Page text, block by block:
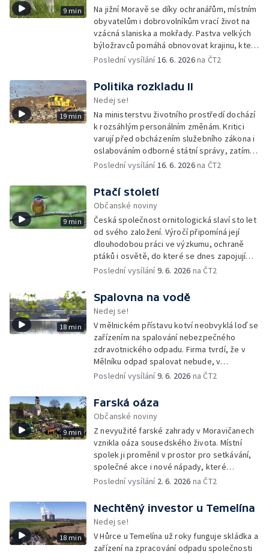
9 min
Na jižní Moravě se díky ochranářům, místním
obyvatelům i dobrovolníkům vrací život na
vzácná slaniska a mokřady. Pastva velkých
býložravců pomáhá obnovovat krajinu, která
po desetiletí zarůstala, a zároveň znovu
Poslední vysílání16. 6. 2026na ČT2
19 min
Politika rozkladu II
Nedej se!
Na ministerstvu životního prostředí dochází
k rozsáhlým personálním změnám. Kritici
varují před obcházením služebního zákona i
oslabováním odborné státní správy, zatímco
úředníkům přibývá práce na projektech,
ochranou přírody.
Poslední vysílání16. 6. 2026na ČT2
9 min
Ptačí století
Občanské noviny
Česká společnost ornitologická slaví sto let
od svého založení. Výročí připomíná její
dlouhodobou práci ve výzkumu, ochraně
ptáků i osvětě, do které se dnes zapojují
tisíce členů a dobrovolníků po celé
Poslední vysílání9. 6. 2026 na ČT2
18 min
Spalovna na vodě
Nedej se!
V mělnickém přístavu kotví neobvyklá loď se
zařízením na spalování nebezpečného
zdravotnického odpadu. Firma tvrdí, že v
Mělníku odpad spalovat nebude, v
dokumentech k posuzování vlivů na životní
Poslední vysílání9. 6. 2026 na ČT2
9 min
Farská oáza
Občanské noviny
Z nevyužité farské zahrady v Moravičanech
vznikla oáza sousedského života. Místní
spolek ji proměnil v prostor pro setkávání,
společné akce i nové nápady, které
přesahují zahradu a pomáhají rozhýbat život
Poslední vysílání 2. 6. 2026 na ČT2
18 min
Nechtěný investor u Temelína
Nedej se!
V Hůrce u Temelína už roky funguje skládka a
zařízení na zpracování odpadu společnosti